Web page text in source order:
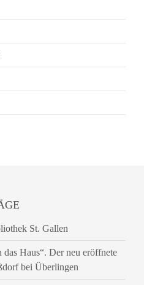
St. Gallen
Haus“. Der neu eröffnete
bei Überlingen